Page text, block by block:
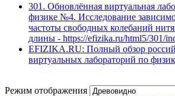
301. Обновлённая виртуальная
физике №4. Исследование
частоты свободных колебаний
длины - https://efizika.ru/html5/301/
EFIZIKA.RU: Полный обзор
виртуальных лабораторий по
Режим отображения